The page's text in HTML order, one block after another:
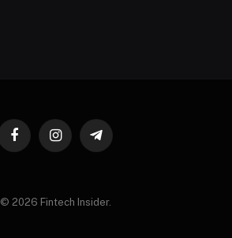
FacebookInstagramTelegram
© 2026 Fintech Insider.